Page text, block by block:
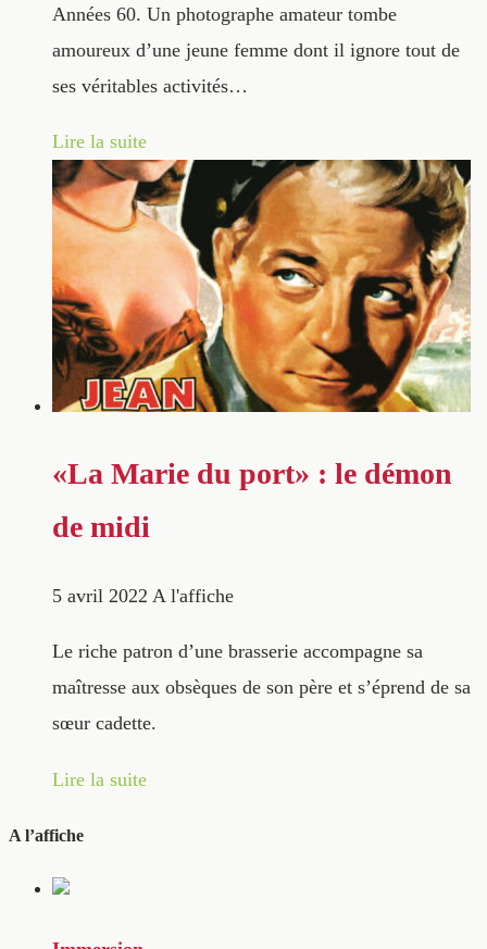
Années 60. Un photographe amateur tombe
amoureux d’une jeune femme dont il ignore tout de
ses véritables activités…
Lire la suite
«La Marie du port» : le démon
de midi
5 avril 2022 A l'affiche
Le riche patron d’une brasserie accompagne sa
maîtresse aux obsèques de son père et s’éprend de sa
sœur cadette.
Lire la suite
A l’affiche